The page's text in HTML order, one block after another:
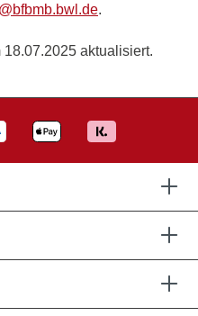
.
aktualisiert.